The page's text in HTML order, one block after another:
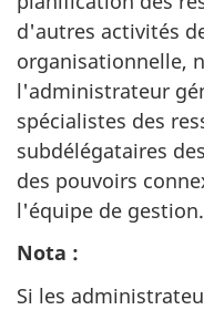
d'autres activités
organisationnelle,
l'administrateur
spécialistes des
subdélégataires
des pouvoirs
l'équipe de gestion.
Nota :
Si les